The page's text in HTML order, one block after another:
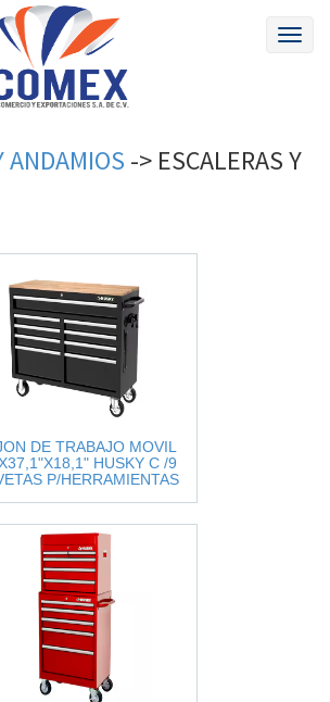
ANDAMIOS -> ESCALERASY
DE TRABAJO MOVIL
HUSKY C /9
P/HERRAMIENTAS